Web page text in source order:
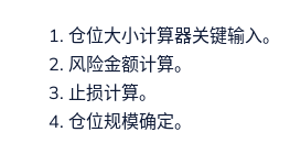
仓位大小计算器关键输入。
风险金额计算。
止损计算。
仓位规模确定。